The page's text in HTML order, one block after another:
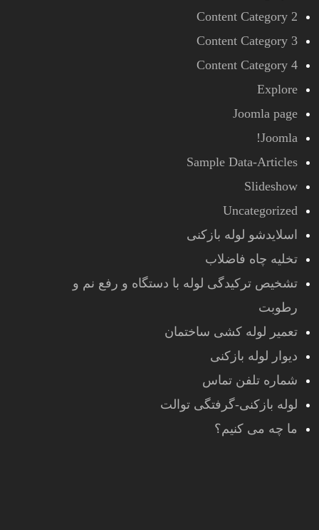
Content Category 2
Content Category 3
Content Category 4
Explore
Joomla page
Joomla!
Sample Data-Articles
Slideshow
Uncategorized
اسلایدشو لوله بازکنی
تخلیه چاه فاضلاب
تشخیص ترکیدگی لوله با دستگاه و رفع نم و
رطوبت
تعمیر لوله کشی ساختمان
دیوار لوله بازکنی
شماره تلفن تماس
لوله بازکنی-گرفتگی توالت
ما چه می کنیم؟